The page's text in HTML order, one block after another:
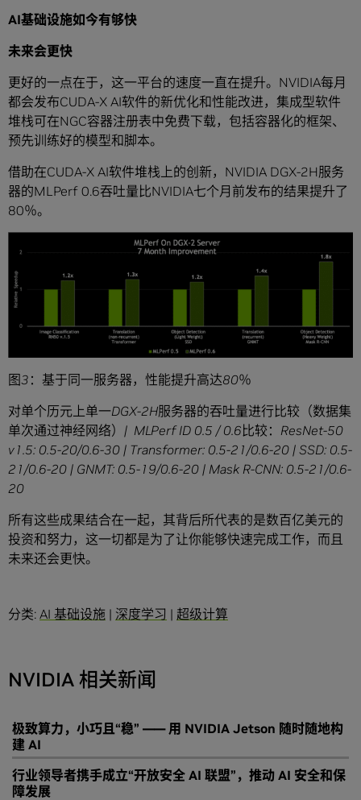
AI基础设施如今有够快
未来会更快
更好的一点在于，这一平台的速度一直在提升。NVIDIA每月
都会发布CUDA-X AI软件的新优化和性能改进，集成型软件
堆栈可在NGC容器注册表中免费下载，包括容器化的框架、
预先训练好的模型和脚本。
借助在CUDA-X AI软件堆栈上的创新，NVIDIA DGX-2H服务
器的MLPerf 0.6吞吐量比NVIDIA七个月前发布的结果提升了
80％。
图3 ：基于同一服务器，性能提升高达80％
对单个历元上单一DGX-2H服务器的吞吐量进行比较（数据集
单次通过神经网络） | MLPerf ID 0.5 / 0.6比较： ResNet-50
v1.5: 0.5-20/0.6-30 | Transformer: 0.5-21/0.6-20 | SSD: 0.5-
21/0.6-20 | GNMT: 0.5-19/0.6-20 | Mask R-CNN: 0.5-21/0.6-
20
所有这些成果结合在一起，其背后所代表的是数百亿美元的
投资和努力，这一切都是为了让你能够快速完成工作，而且
未来还会更快。
分类: AI 基础设施 | 深度学习 | 超级计算
NVIDIA 相关新闻
极致算力，小巧且“稳” —— 用 NVIDIA Jetson 随时随地构
建 AI
行业领导者携手成立“开放安全 AI 联盟”，推动 AI 安全和保
障发展